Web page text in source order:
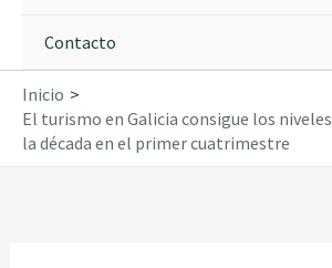
Contacto
Inicio
El turismo en Galicia consigue los
la década en el primer cuatrimestre